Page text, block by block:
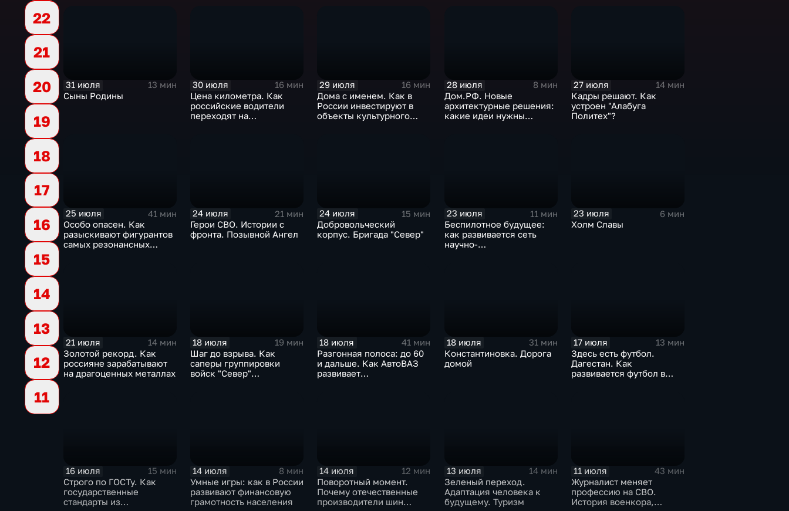
22
21
20
19
18
17
16
15
14
13
12
11
31 июля
13 мин
Сыны Родины
30 июля
16 мин
Цена километра. Как
российские водители
переходят на
29 июля
16 мин
Дома с именем. Как в
России инвестируют в
объекты культурного
28 июля
8 мин
Дом.РФ. Новые
архитектурные решения:
какие идеи нужны
27 июля
14 мин
Кадры решают. Как
устроен "Алабуга
Политех"?
25 июля
41 мин
Особо опасен. Как
разыскивают фигурантов
самых резонансных
24 июля
21 мин
Герои СВО. Истории с
фронта. Позывной Ангел
24 июля
15 мин
Добровольческий
корпус. Бригада "Север"
23 июля
11 мин
Беспилотное будущее:
как развивается сеть
научно-
23 июля
6 мин
Холм Славы
21 июля
14 мин
Золотой рекорд. Как
россияне зарабатывают
на драгоценных металлах
18 июля
19 мин
Шаг до взрыва. Как
саперы группировки
войск "Север"
18 июля
41 мин
Разгонная полоса: до 60
и дальше. Как АвтоВАЗ
развивает
18 июля
31 мин
Константиновка. Дорога
домой
17 июля
13 мин
Здесь есть футбол.
Дагестан. Как
развивается футбол в
16 июля
15 мин
Строго по ГОСТу. Как
государственные
стандарты из
14 июля
8 мин
Умные игры: как в России
развивают финансовую
грамотность населения
14 июля
12 мин
Поворотный момент.
Почему отечественные
производители шин
13 июля
14 мин
Зеленый переход.
Адаптация человека к
будущему. Туризм
11 июля
43 мин
Журналист меняет
профессию на СВО.
История военкора,